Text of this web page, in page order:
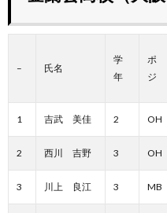
– 氏名
学
年
ポ
ジ
1 吉武 美佳 2 OH
2 西川 吉野 3 OH
3 川上 良江 3 MB